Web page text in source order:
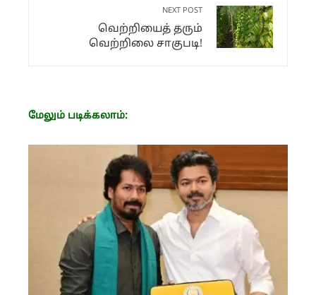
NEXT POST
வெற்றியைத் தரும்
வெற்றிலை சாகுபடி!
மேலும் படிக்கலாம்: